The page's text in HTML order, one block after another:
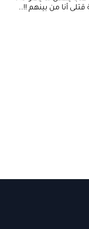
أنا من بينهم !!..